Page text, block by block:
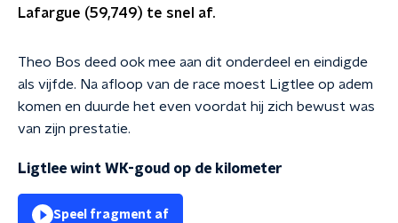
Lafargue (59,749) te snel af.
Theo Bos deed ook mee aan dit onderdeel en eindigde
als vijfde. Na afloop van de race moest Ligtlee op adem
komen en duurde het even voordat hij zich bewust was
van zijn prestatie.
Ligtlee wint WK-goud op de kilometer
Speel fragment af